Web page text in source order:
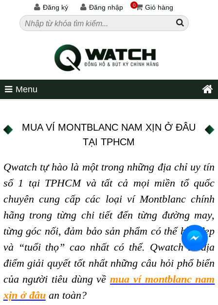
Đăng ký Đăng nhập Giỏ hàng
0
Menu
MUA VÍ MONTBLANC NAM XỊN Ở ĐÂU
TẠI TPHCM
Qwatch tự hào là một trong những địa chỉ uy tín
số 1 tại TPHCM và tất cả mọi miền tổ quốc
chuyên cung cấp các loại ví Montblanc chính
hãng trong từng chi tiết đến từng đường may,
từng góc nối, đảm bảo sản phẩm có thể bền đẹp
và “tuổi thọ” cao nhất có thể. Qwatch là địa
điểm giải quyết tốt nhất những câu hỏi phổ biến
của người tiêu dùng về mua ví montblanc nam
xịn ở đâuan toàn?